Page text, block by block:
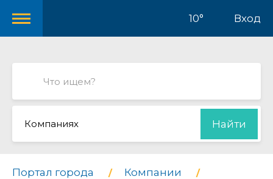
10° Вход
Компаниях Найти
Портал города
Компании